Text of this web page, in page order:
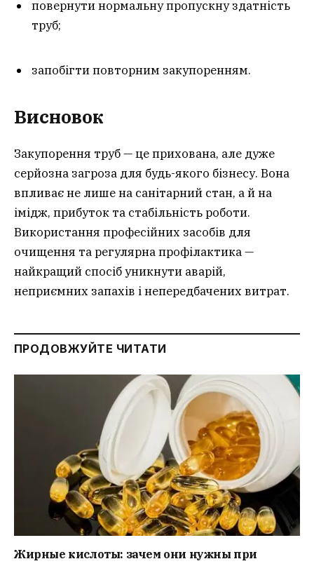
повернути нормальну пропускну здатність
труб;
запобігти повторним закупоренням.
Висновок
Закупорення труб — це прихована, але дуже
серйозна загроза для будь-якого бізнесу. Вона
впливає не лише на санітарний стан, а й на
імідж, прибуток та стабільність роботи.
Використання професійних засобів для
очищення та регулярна профілактика —
найкращий спосіб уникнути аварій,
неприємних запахів і непередбачених витрат.
ПРОДОВЖУЙТЕ ЧИТАТИ
Жирные кислоты: зачем они нужны при